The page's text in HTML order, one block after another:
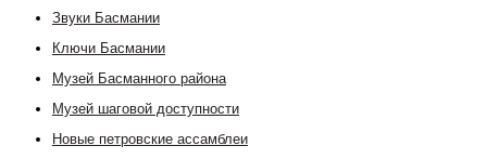
Звуки Басмании
Ключи Басмании
Музей Басманного района
Музей шаговой доступности
Новые петровские ассамблеи